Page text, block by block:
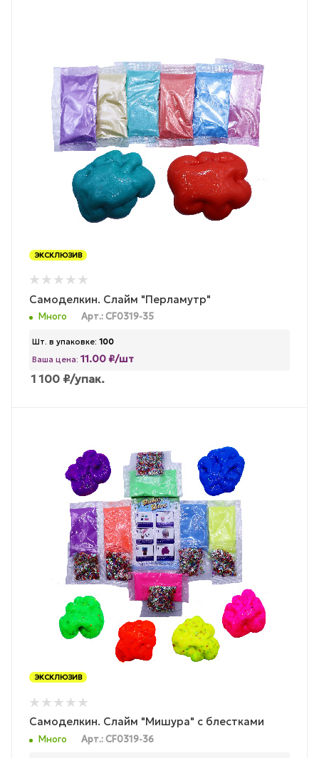
ЭКСКЛЮЗИВ
Самоделкин. Слайм "Перламутр"
Много Арт.: CF0319-35
Шт. в упаковке: 100
Ваша цена: 11.00 ₽/шт
1 100 ₽/упак.
ЭКСКЛЮЗИВ
Самоделкин. Слайм "Мишура" с блестками
Много Арт.: CF0319-36